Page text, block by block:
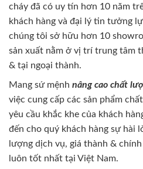
cháy đã có uy tín hơn 10 năm
khách hàng và đại lý tin tưởng
chúng tôi sở hữu hơn 10
sản xuất nằm ở vị trí trung tâm
& tại ngoại thành.
Mang sứ mệnh nâng cao chất
việc cung cấp các sản phẩm
yêu cầu khắc khe của khách
đến cho quý khách hàng sự hài
lượng dịch vụ, giá thành &
luôn tốt nhất tại Việt Nam.